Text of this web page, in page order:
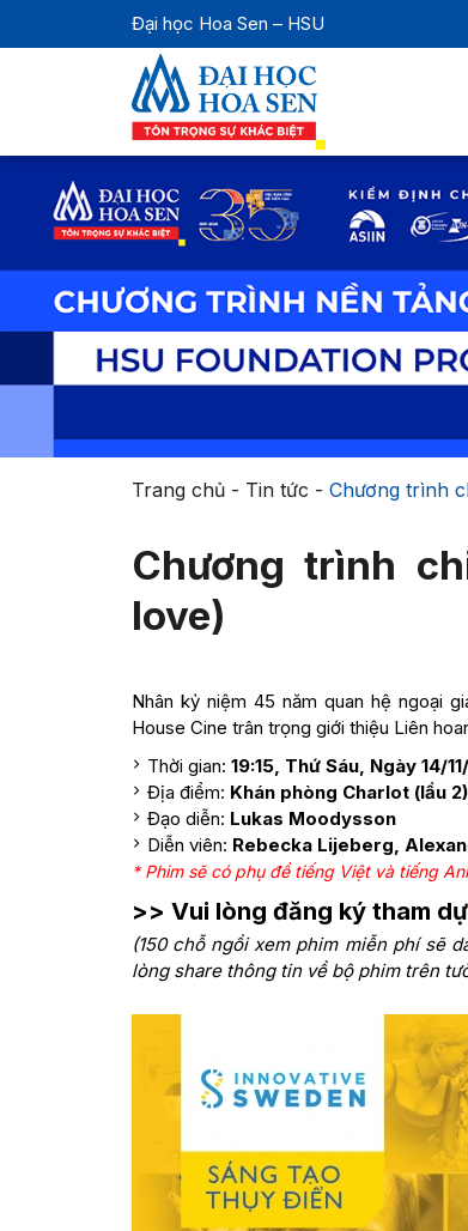
Đại học Hoa Sen – HSU
Trang chủ- Tin tức - Chương trình
Chương trình
love)
Nhân kỷ niệm 45 năm quan hệ ngoại
House Cine trân trọng giới thiệu Liên
Thời gian: 19:15, Thứ Sáu, Ngày 14/
Địa điểm: Khán phòng Charlot (lầu
Đạo diễn: Lukas Moodysson
Diễn viên: Rebecka Lijeberg,
* Phim sẽ có phụ đề tiếng Việt và tiếng
>> Vui lòng đăng ký tham dự
(150 chỗ ngồi xem phim miễn phí sẽ
lòng share thông tin về bộ phim trên